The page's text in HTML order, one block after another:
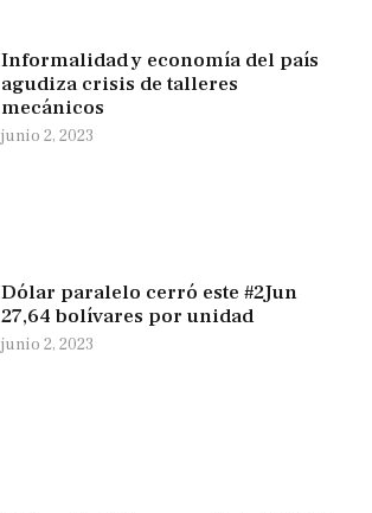
Informalidad y economía del país
agudiza crisis de talleres
mecánicos
junio 2, 2023
Dólar paralelo cerró este #2Jun
27,64 bolívares por unidad
junio 2, 2023